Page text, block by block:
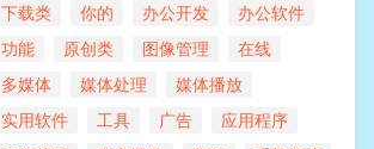
下载类
你的 办公开发
办公软件
功能
原创类 图像管理
在线
多媒体
媒体处理
媒体播放
实用软件
工具 广告
应用程序